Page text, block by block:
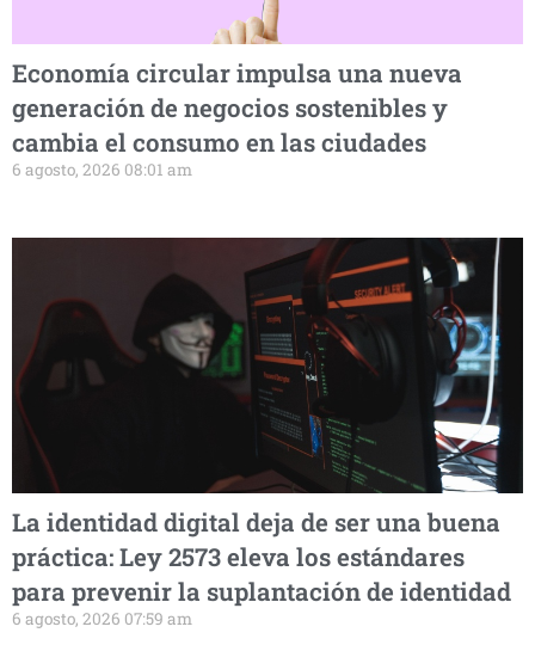
Economía circular impulsa una nueva
generación de negocios sostenibles y
cambia el consumo en las ciudades
6 agosto, 2026 08:01 am
La identidad digital deja de ser una buena
práctica: Ley 2573 eleva los estándares
para prevenir la suplantación de identidad
6 agosto, 2026 07:59 am